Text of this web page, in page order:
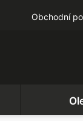
Obchodní